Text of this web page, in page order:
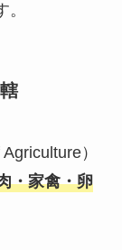
）
・家禽・卵